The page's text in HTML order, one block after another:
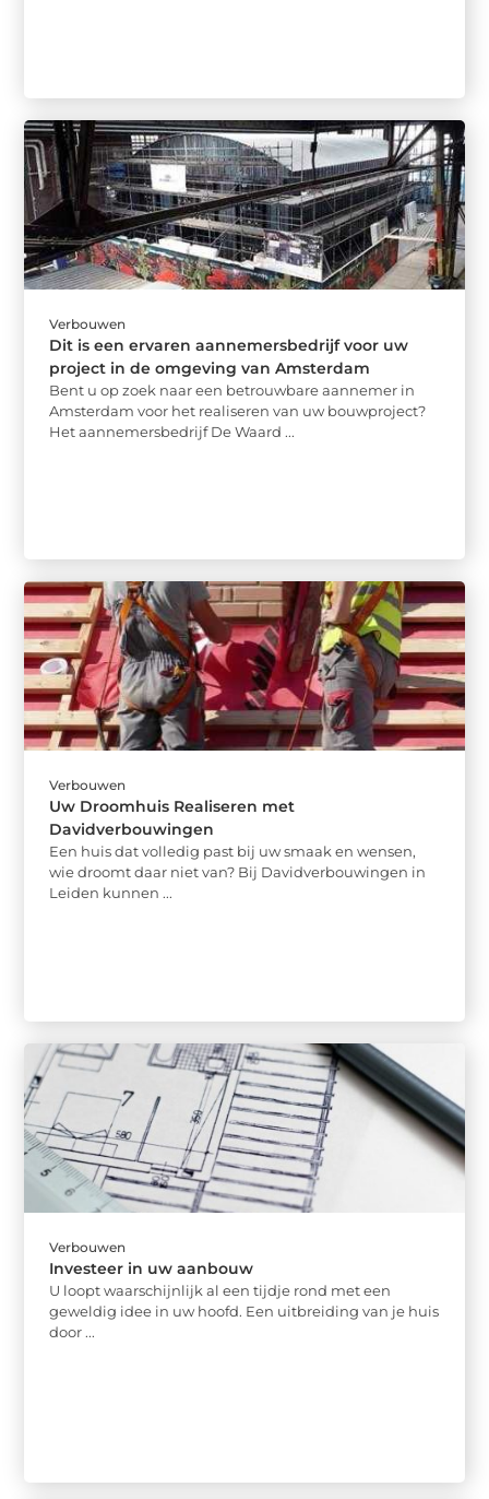
Verbouwen
Dit is een ervaren aannemersbedrijf voor uw
project in de omgeving van Amsterdam
Bent u op zoek naar een betrouwbare aannemer in
Amsterdam voor het realiseren van uw bouwproject?
Het aannemersbedrijf De Waard ...
Verbouwen
Uw Droomhuis Realiseren met
Davidverbouwingen
Een huis dat volledig past bij uw smaak en wensen,
wie droomt daar niet van? Bij Davidverbouwingen in
Leiden kunnen ...
Verbouwen
Investeer in uw aanbouw
U loopt waarschijnlijk al een tijdje rond met een
geweldig idee in uw hoofd. Een uitbreiding van je huis
door ...